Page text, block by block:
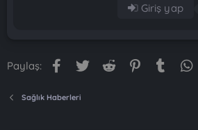
Giriş yap
Paylaş: Facebook
Twitter Reddit PinterestTumblr
Sağlık Haberleri